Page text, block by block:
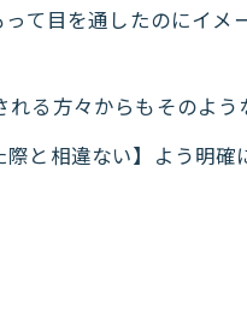
て目を通したのにイ
る方々からもそのよう
と相違ない】よう明確